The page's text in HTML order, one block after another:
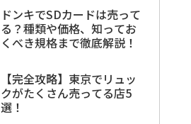
ドンキでSDカードは売って
る？種類や価格、知ってお
くべき規格まで徹底解説！
【完全攻略】東京でリュッ
クがたくさん売ってる店5
選！